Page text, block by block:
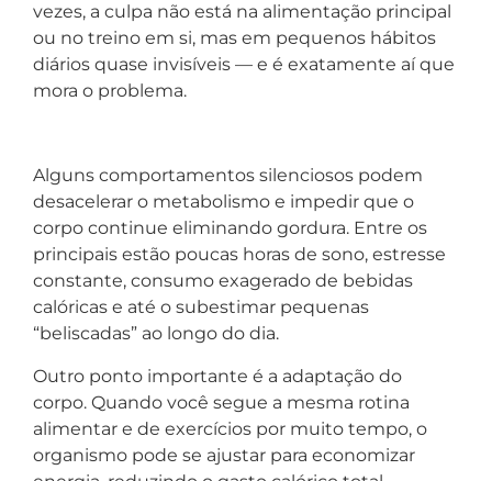
vezes, a culpa não está na alimentação principal
ou no treino em si, mas em pequenos hábitos
diários quase invisíveis — e é exatamente aí que
mora o problema.
Alguns comportamentos silenciosos podem
desacelerar o metabolismo e impedir que o
corpo continue eliminando gordura. Entre os
principais estão poucas horas de sono, estresse
constante, consumo exagerado de bebidas
calóricas e até o subestimar pequenas
“beliscadas” ao longo do dia.
Outro ponto importante é a adaptação do
corpo. Quando você segue a mesma rotina
alimentar e de exercícios por muito tempo, o
organismo pode se ajustar para economizar